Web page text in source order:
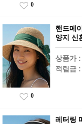
0
핸드메
양지 신
상품가 :
적립금 :
0
레터링